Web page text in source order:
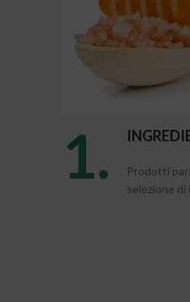
1.
Prodotti
selezione